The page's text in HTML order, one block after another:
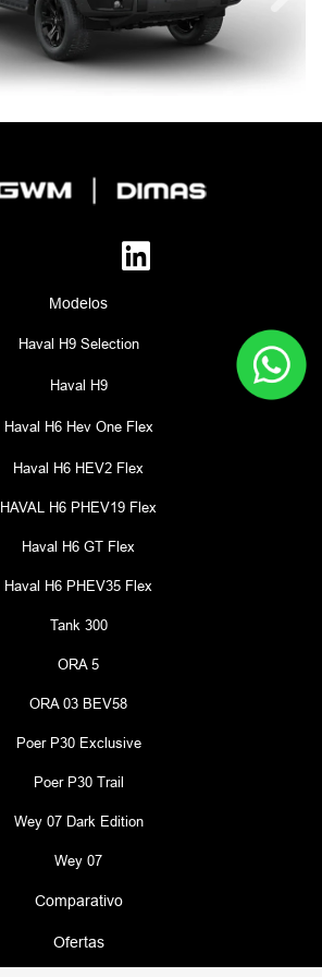
Modelos
Haval H9 Selection
Haval H9
Haval H6 Hev One Flex
Haval H6 HEV2 Flex
HAVAL H6 PHEV19 Flex
Haval H6 GT Flex
Haval H6 PHEV35 Flex
Tank 300
ORA 5
ORA 03 BEV58
Poer P30 Exclusive
Poer P30 Trail
Wey 07 Dark Edition
Wey 07
Comparativo
Ofertas